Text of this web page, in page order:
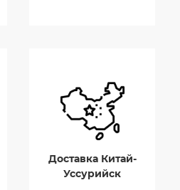
Доставка Китай-
Уссурийск